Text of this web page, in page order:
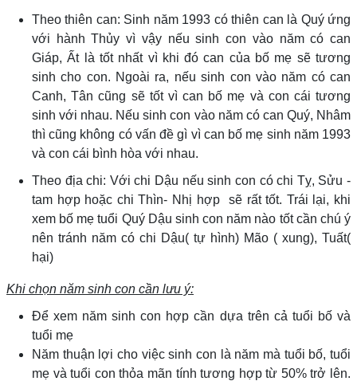
Theo thiên can: Sinh năm 1993 có thiên can là Quý ứng
với hành Thủy vì vậy nếu sinh con vào năm có can
Giáp, Ất là tốt nhất vì khi đó can của bố mẹ sẽ tương
sinh cho con. Ngoài ra, nếu sinh con vào năm có can
Canh, Tân cũng sẽ tốt vì can bố mẹ và con cái tương
sinh với nhau. Nếu sinh con vào năm có can Quý, Nhâm
thì cũng không có vấn đề gì vì can bố mẹ sinh năm 1993
và con cái bình hòa với nhau.
Theo địa chi: Với chi Dậu nếu sinh con có chi Tỵ, Sửu -
tam hợp hoặc chi Thìn- Nhị hợp sẽ rất tốt. Trái lại, khi
xem bố mẹ tuổi Quý Dậu sinh con năm nào tốt cần chú ý
nên tránh năm có chi Dậu( tự hình) Mão ( xung), Tuất(
hại)
Khi chọn năm sinh con cần lưu ý:
Để xem năm sinh con hợp cần dựa trên cả tuổi bố và
tuổi mẹ
Năm thuận lợi cho việc sinh con là năm mà tuổi bố, tuổi
mẹ và tuổi con thỏa mãn tính tương hợp từ 50% trở lên.